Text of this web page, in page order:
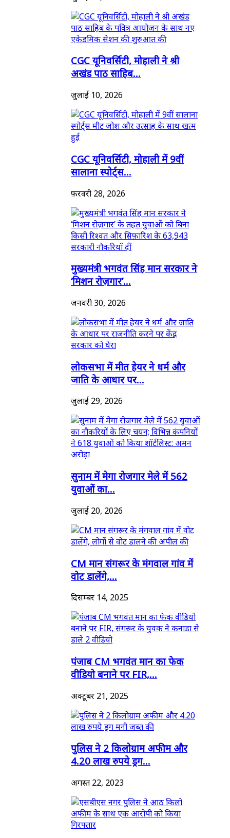
CGC यूनिवर्सिटी, मोहाली ने श्री
अखंड पाठ साहिब...
जुलाई 10, 2026
CGC यूनिवर्सिटी, मोहाली में 9वीं
सालाना स्पोर्ट्स...
फ़रवरी 28, 2026
मुख्यमंत्री भगवंत सिंह मान सरकार ने
‘मिशन रोज़गार’...
जनवरी 30, 2026
लोकसभा में मीत हेयर ने धर्म और
जाति के आधार पर...
जुलाई 29, 2026
सुनाम में मेगा रोजगार मेले में 562
युवाओं का...
जुलाई 20, 2026
CM मान संगरूर के मंगवाल गांव में
वोट डालेंगे,...
दिसम्बर 14, 2025
पंजाब CM भगवंत मान का फेक
वीडियो बनाने पर FIR,...
अक्टूबर 21, 2025
पुलिस ने 2 किलोग्राम अफीम और
4.20 लाख रुपये ड्रग...
अगस्त 22, 2023